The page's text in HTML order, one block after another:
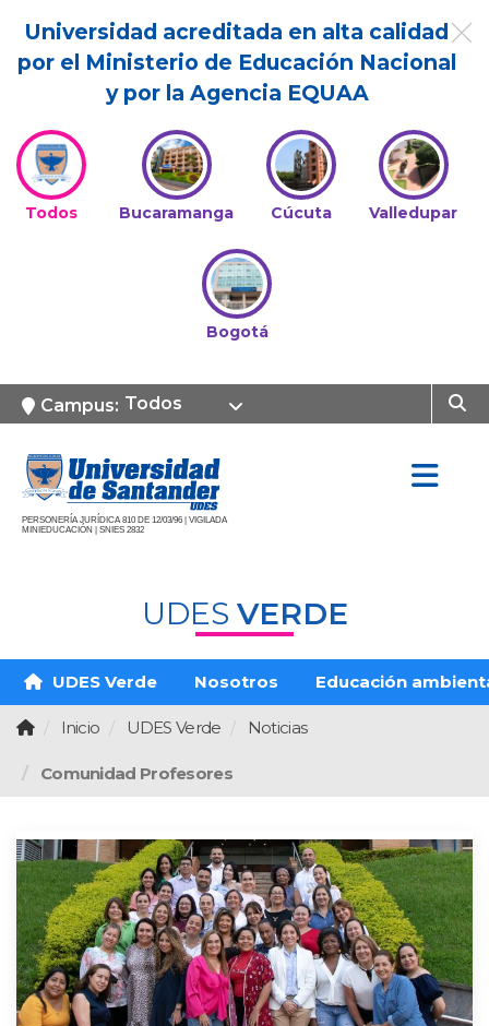
Universidad acreditada en alta calidad
por el Ministerio de Educación Nacional
y por la Agencia EQUAA
Todos Bucaramanga Cúcuta Valledupar
Bogotá
Campus: Todos
PERSONERÍA JURÍDICA 810 DE 12/03/96 | VIGILADA
MINIEDUCACIÓN | SNIES 2832
UDES VERDE
UDES Verde Nosotros Educación
Inicio UDES Verde Noticias
Comunidad Profesores